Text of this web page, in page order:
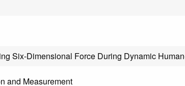
Six-Dimensional Force During Dynamic
and Measurement